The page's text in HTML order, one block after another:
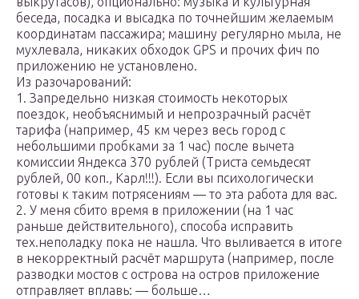
беседа, посадка и высадка по точнейшим желаемым
координатам пассажира; машину регулярно мыла, не
мухлевала, никаких обходок GPS и прочих фич по
приложению не установлено.
Из разочарований:
1. Запредельно низкая стоимость некоторых
поездок, необъяснимый и непрозрачный расчёт
тарифа (например, 45 км через весь город с
небольшими пробками за 1 час) после вычета
комиссии Яндекса 370 рублей (Триста семьдесят
рублей, 00 коп., Карл!!!). Если вы психологически
готовы к таким потрясениям — то эта работа для вас.
2. У меня сбито время в приложении (на 1 час
раньше действительного), способа исправить
тех.неполадку пока не нашла. Что выливается в итоге
в некорректный расчёт маршрута (например, после
разводки мостов с острова на остров приложение
отправляет вплавь: — больше…